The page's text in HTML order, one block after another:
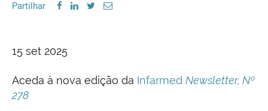
Partilhar
15 set 2025
Aceda à nova edição da Infarmed Newsletter, Nº
278